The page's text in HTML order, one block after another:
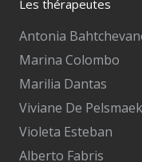
Les thérapeutes
Antonia
Marina Colombo
Marilia Dantas
Viviane De
Violeta Esteban
Alberto Fabris